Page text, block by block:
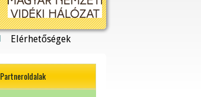
Elérhetőségek
Partneroldalak